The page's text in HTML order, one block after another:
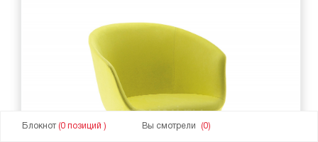
Блокнот(0 позиций ) Вы смотрели (0)